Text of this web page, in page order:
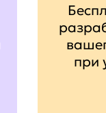
при